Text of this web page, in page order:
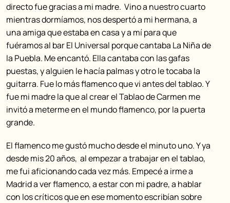
directo fue gracias a mi madre. Vino a nuestro cuarto
mientras dormíamos, nos despertó a mi hermana, a
una amiga que estaba en casa y a mí para que
fuéramos al bar El Universal porque cantaba La Niña de
la Puebla. Me encantó. Ella cantaba con las gafas
puestas, y alguien le hacía palmas y otro le tocaba la
guitarra. Fue lo más flamenco que vi antes del tablao. Y
fue mi madre la que al crear el Tablao de Carmen me
invitó a meterme en el mundo flamenco, por la puerta
grande.
El flamenco me gustó mucho desde el minuto uno. Y ya
desde mis 20 años, al empezar a trabajar en el tablao,
me fui aficionando cada vez más. Empecé a irme a
Madrid a ver flamenco, a estar con mi padre, a hablar
con los críticos que en ese momento escribían sobre